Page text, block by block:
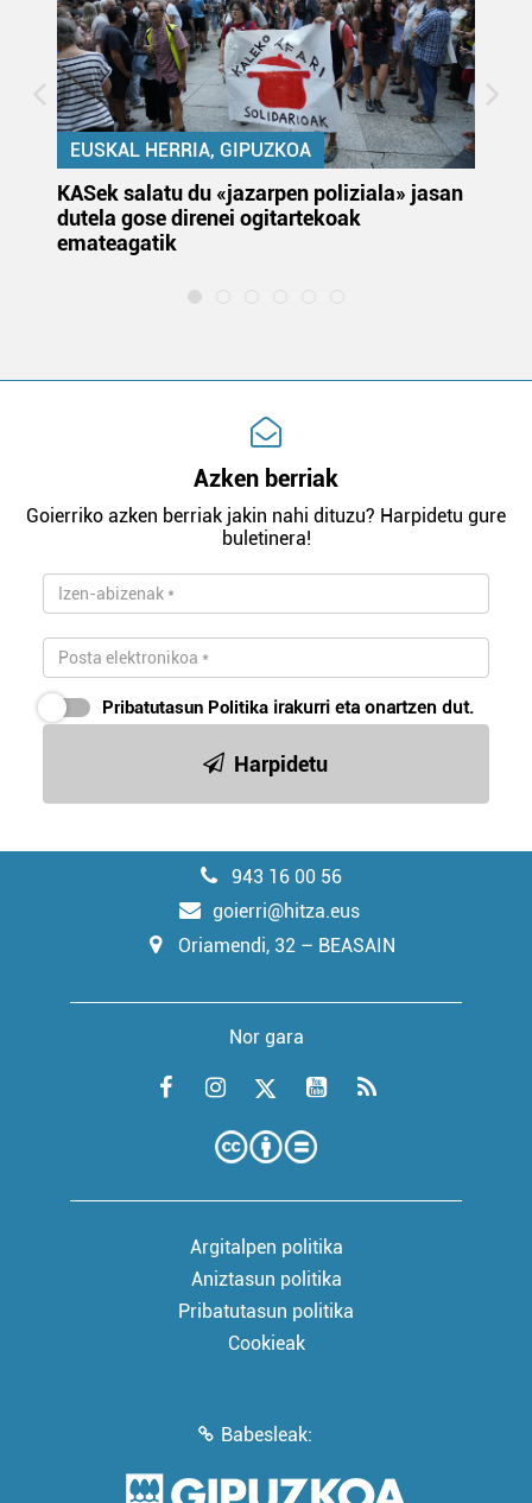
EUSKAL HERRIA, GIPUZKOA
KASek salatu du «jazarpen poliziala» jasan
dutela gose direnei ogitartekoak
emateagatik
Azken berriak
Goierriko azken berriak jakin nahi dituzu? Harpidetu gure
buletinera!
Pribatutasun Politika irakurri eta onartzen dut.
Harpidetu
943 16 00 56
goierri@hitza.eus
Oriamendi, 32 – BEASAIN
Nor gara
Argitalpen politika
Aniztasun politika
Pribatutasun politika
Cookieak
Babesleak: